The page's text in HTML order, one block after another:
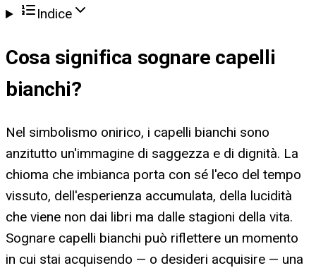
Indice
Cosa significa sognare capelli
bianchi?
Nel simbolismo onirico, i capelli bianchi sono
anzitutto un'immagine di saggezza e di dignità. La
chioma che imbianca porta con sé l'eco del tempo
vissuto, dell'esperienza accumulata, della lucidità
che viene non dai libri ma dalle stagioni della vita.
Sognare capelli bianchi può riflettere un momento
in cui stai acquisendo — o desideri acquisire — una